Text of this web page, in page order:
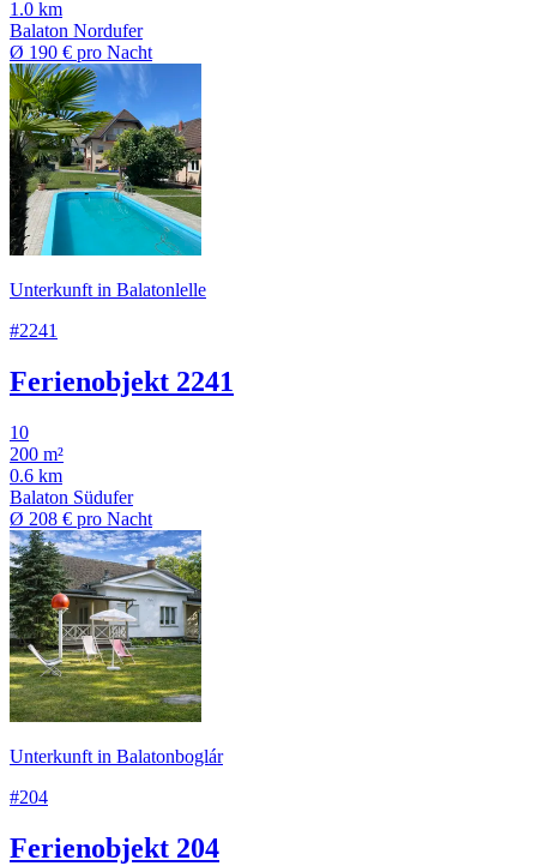
1.0 km
Balaton Nordufer
Ø 190 € pro Nacht
Unterkunft in Balatonlelle
#2241
Ferienobjekt 2241
10
200 m²
0.6 km
Balaton Südufer
Ø 208 € pro Nacht
Unterkunft in Balatonboglár
#204
Ferienobjekt 204